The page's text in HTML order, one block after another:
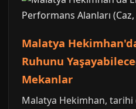
Malatya
Ruhunu
Mekanlar
Malatya Hekimhan,